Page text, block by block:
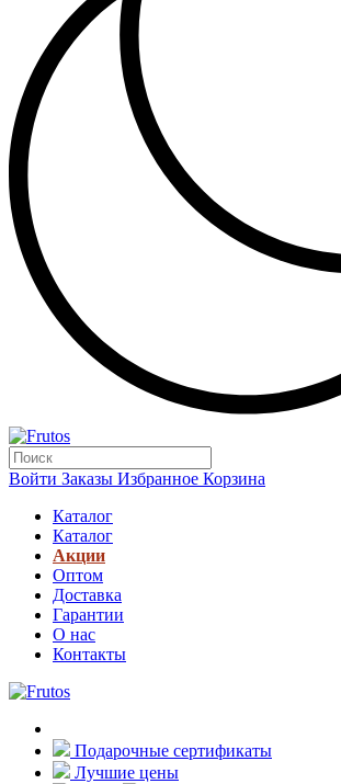
Войти Заказы Избранное Корзина
Каталог
Каталог
Акции
Оптом
Доставка
Гарантии
О нас
Контакты
Подарочные сертификаты
Лучшие цены